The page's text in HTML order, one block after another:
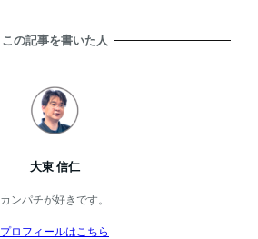
この記事を書いた人
大東 信仁
カンパチが好きです。
プロフィールはこちら